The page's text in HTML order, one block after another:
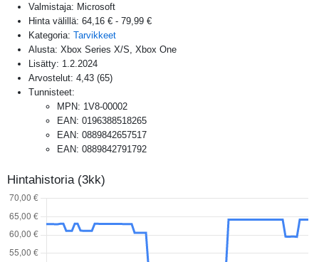
Valmistaja: Microsoft
Hinta välillä: 64,16 € - 79,99 €
Kategoria: Tarvikkeet
Alusta: Xbox Series X/S, Xbox One
Lisätty: 1.2.2024
Arvostelut: 4,43 (65)
Tunnisteet:
MPN: 1V8-00002
EAN: 0196388518265
EAN: 0889842657517
EAN: 0889842791792
Hintahistoria (3kk)